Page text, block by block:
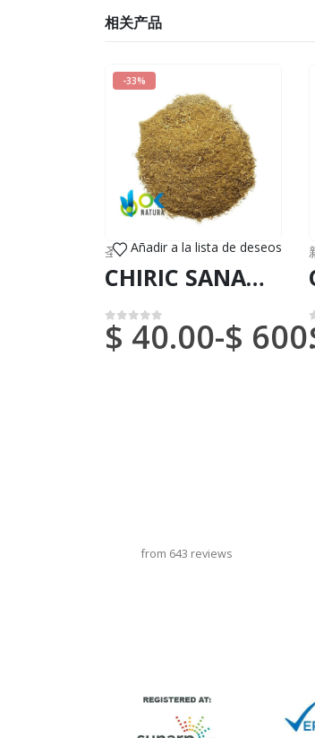
相关产品
-33%
Añadir a la lista de deseos
圣草 ,新到货物（DHL 或联邦快递）
CHIRIC SANANGO 粉末 / 200克，1公斤 - (Brunfelsia Grandiflora) 100%纯天然有机蘑菇渣
0满分 5 分
$ 40.00-$ 0
from 643 reviews